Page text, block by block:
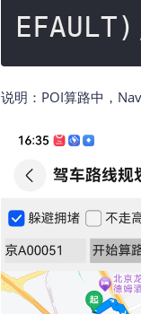
说明：POI算路中，